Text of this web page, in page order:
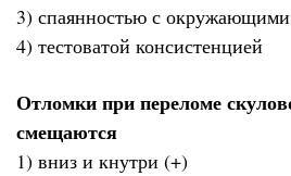
3) спаянностью с
4) тестоватой консистенцией
Отломки при переломе
смещаются
1) вниз и кнутри (+)